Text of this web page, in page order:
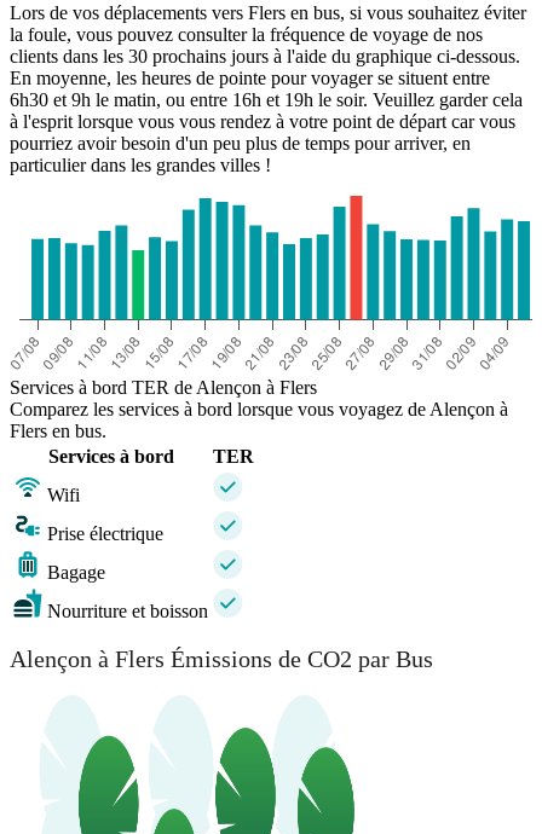
Lors de vos déplacements vers Flers en bus, si vous souhaitez éviter
la foule, vous pouvez consulter la fréquence de voyage de nos
clients dans les 30 prochains jours à l'aide du graphique ci-dessous.
En moyenne, les heures de pointe pour voyager se situent entre
6h30 et 9h le matin, ou entre 16h et 19h le soir. Veuillez garder cela
à l'esprit lorsque vous vous rendez à votre point de départ car vous
pourriez avoir besoin d'un peu plus de temps pour arriver, en
particulier dans les grandes villes !
Services à bord TER de Alençon à Flers
Comparez les services à bord lorsque vous voyagez de Alençon à
Flers en bus.
Services à bord
TER
Wifi
Prise électrique
Bagage
Nourriture et boisson
Alençon à Flers Émissions de CO2 par Bus